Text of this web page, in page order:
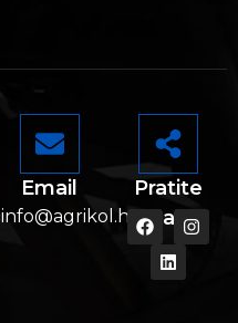
Email
info@agrikol.hr
Pratite
nas